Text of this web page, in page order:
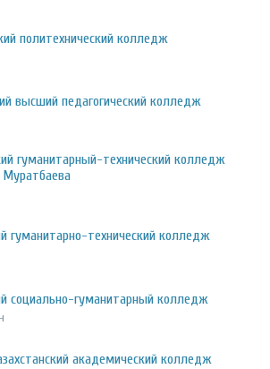
политехнический колледж
высший педагогический колледж
гуманитарный-технический колледж
Муратбаева
гуманитарно-технический колледж
социально-гуманитарный колледж
академический колледж